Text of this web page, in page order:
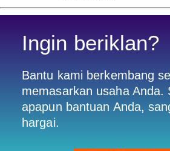
Ingin beriklan?
Bantu kami berkembang
memasarkan usaha Anda.
apapun bantuan Anda,
hargai.